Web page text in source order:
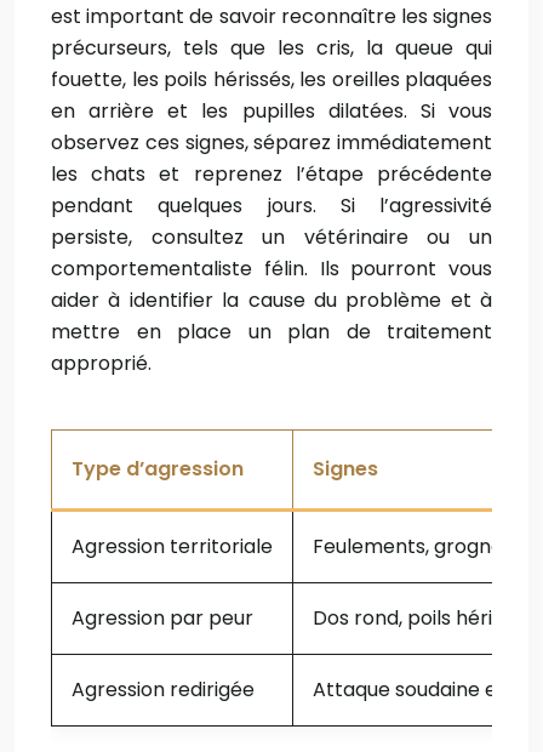
est important de savoir reconnaître les signes
précurseurs, tels que les cris, la queue qui
fouette, les poils hérissés, les oreilles plaquées
en arrière et les pupilles dilatées. Si vous
observez ces signes, séparez immédiatement
les chats et reprenez l’étape précédente
pendant quelques jours. Si l’agressivité
persiste, consultez un vétérinaire ou un
comportementaliste félin. Ils pourront vous
aider à identifier la cause du problème et à
mettre en place un plan de traitement
approprié.
Type d’agression Signes
Agression territoriale Feulements,
Agression par peur Dos rond, poils
Agression redirigée Attaque soudaine et